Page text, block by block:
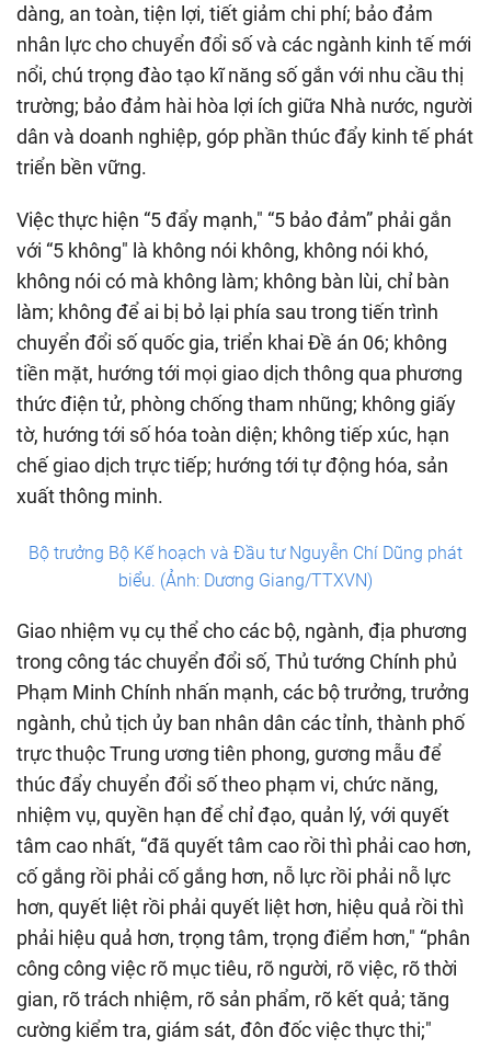
dàng, an toàn, tiện lợi, tiết giảm chi phí; bảo đảm
nhân lực cho chuyển đổi số và các ngành kinh tế mới
nổi, chú trọng đào tạo kĩ năng số gắn với nhu cầu thị
trường; bảo đảm hài hòa lợi ích giữa Nhà nước, người
dân và doanh nghiệp, góp phần thúc đẩy kinh tế phát
triển bền vững.
Việc thực hiện “5 đẩy mạnh," “5 bảo đảm” phải gắn
với “5 không" là không nói không, không nói khó,
không nói có mà không làm; không bàn lùi, chỉ bàn
làm; không để ai bị bỏ lại phía sau trong tiến trình
chuyển đổi số quốc gia, triển khai Đề án 06; không
tiền mặt, hướng tới mọi giao dịch thông qua phương
thức điện tử, phòng chống tham nhũng; không giấy
tờ, hướng tới số hóa toàn diện; không tiếp xúc, hạn
chế giao dịch trực tiếp; hướng tới tự động hóa, sản
xuất thông minh.
Bộ trưởng Bộ Kế hoạch và Đầu tư Nguyễn Chí Dũng phát
biểu. (Ảnh: Dương Giang/TTXVN)
Giao nhiệm vụ cụ thể cho các bộ, ngành, địa phương
trong công tác chuyển đổi số, Thủ tướng Chính phủ
Phạm Minh Chính nhấn mạnh, các bộ trưởng, trưởng
ngành, chủ tịch ủy ban nhân dân các tỉnh, thành phố
trực thuộc Trung ương tiên phong, gương mẫu để
thúc đẩy chuyển đổi số theo phạm vi, chức năng,
nhiệm vụ, quyền hạn để chỉ đạo, quản lý, với quyết
tâm cao nhất, “đã quyết tâm cao rồi thì phải cao hơn,
cố gắng rồi phải cố gắng hơn, nỗ lực rồi phải nỗ lực
hơn, quyết liệt rồi phải quyết liệt hơn, hiệu quả rồi thì
phải hiệu quả hơn, trọng tâm, trọng điểm hơn," “phân
công công việc rõ mục tiêu, rõ người, rõ việc, rõ thời
gian, rõ trách nhiệm, rõ sản phẩm, rõ kết quả; tăng
cường kiểm tra, giám sát, đôn đốc việc thực thi;"